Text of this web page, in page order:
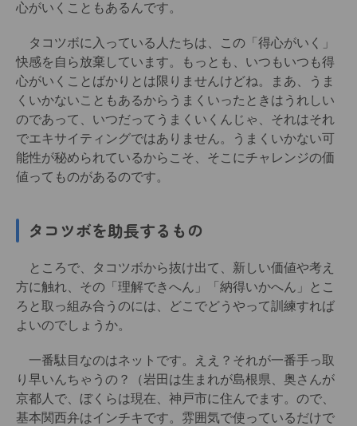
心がいくこともあるんです。
タコツボに入っている人たちは、この「得心がいく」
快感を自ら放棄しています。もっとも、いつもいつも得
心がいくことばかりとは限りませんけどね。まあ、うま
くいかないこともあるからうまくいったときはうれしい
のであって、いつだってうまくいくんじゃ、それはそれ
でエキサイティングではありません。うまくいかない可
能性が秘められているからこそ、そこにチャレンジの価
値ってものがあるのです。
タコツボを助長するもの
ところで、タコツボから抜け出て、新しい価値や考え
方に触れ、その「理解できへん」「納得いかへん」とこ
ろと取っ組み合うのには、どこでどうやって訓練すれば
よいのでしょうか。
一番駄目なのはネットです。ええ？それが一番手っ取
り早いんちゃうの？（岩田は生まれが島根県、奥さんが
京都人で、ぼくらは現在、神戸市に住んでます。ので、
基本関西弁はインチキです。雰囲気で使っているだけで